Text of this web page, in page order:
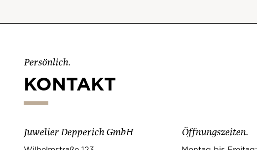
Persönlich.
KONTAKT
Juwelier Depperich GmbH Öffnungszeiten.